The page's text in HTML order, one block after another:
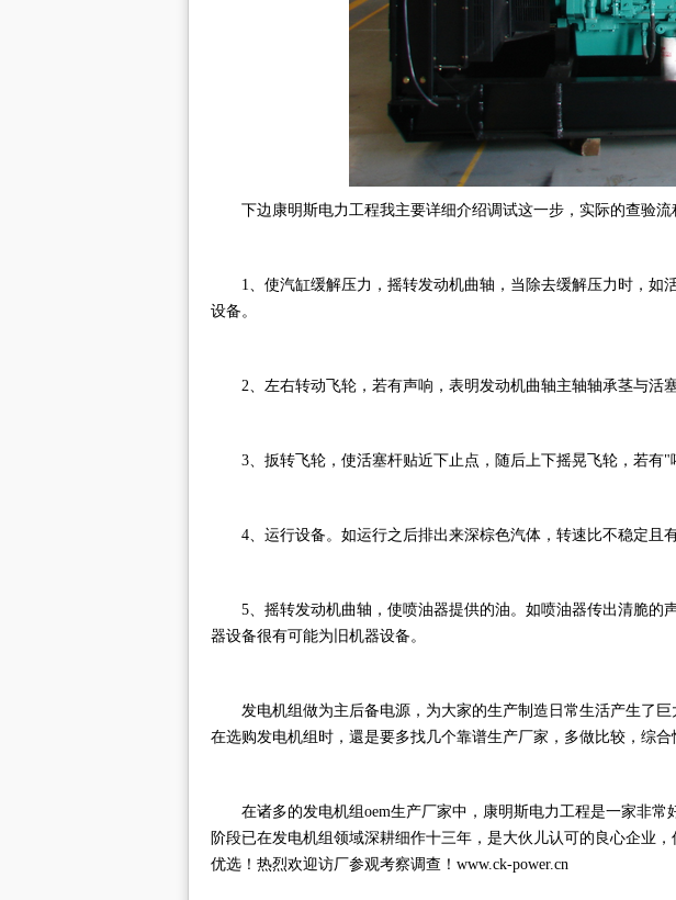
下边康明斯电力工程我主要详细介绍调试这一步，实际的查验流
1、使汽缸缓解压力，摇转发动机曲轴，当除去缓解压力时，
设备。
2、左右转动飞轮，若有声响，表明发动机曲轴主轴轴承茎与活
3、扳转飞轮，使活塞杆贴近下止点，随后上下摇晃飞轮，若有
4、运行设备。如运行之后排出来深棕色汽体，转速比不稳定且
5、摇转发动机曲轴，使喷油器提供的油。如喷油器传出清脆
器设备很有可能为旧机器设备。
发电机组做为主后备电源，为大家的生产制造日常生活产生了
在选购发电机组时，還是要多找几个靠谱生产厂家，多做比较，综
在诸多的发电机组oem生产厂家中，康明斯电力工程是一家非
阶段已在发电机组领域深耕细作十三年，是大伙儿认可的良心企业
优选！热烈欢迎访厂参观考察调查！www.ck-power.cn